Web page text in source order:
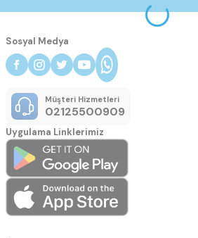
Sosyal Medya
Müşteri Hizmetleri
02125500909
Uygulama Linklerimiz